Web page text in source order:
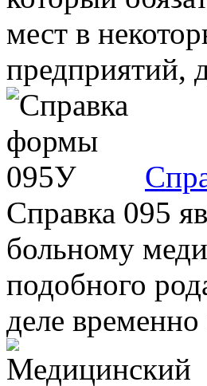
мест в
предприятий,
Справка 095
больному
подобного
деле